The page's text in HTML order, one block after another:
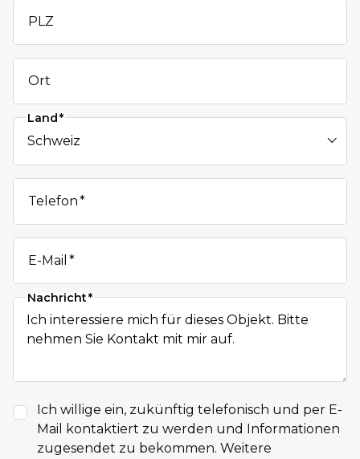
PLZ
Ort
Land
Telefon
E-Mail
Nachricht
Ich willige ein, zukünftig telefonisch und per E-
Mail kontaktiert zu werden und Informationen
zugesendet zu bekommen. Weitere